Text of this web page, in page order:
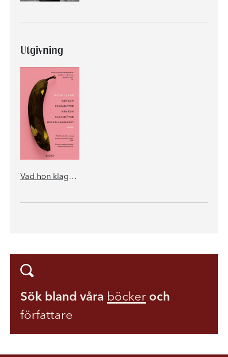
Utgivning
Vad hon klagar över när hon klagar över hushållsarbetet
Sök bland våra böcker och
författare